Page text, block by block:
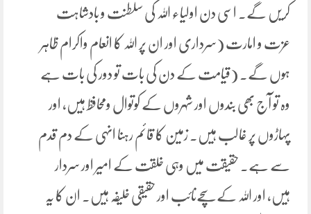
کریں گے۔ اسی دن اولیاء اللہ کی سلطنت و بادشاہت
عزت و امارت (سرداری اور ان پر اللہ کا انعام واکرام ظاہر
ہوں گے۔ (قیامت کے دن کی بات تو دور کی بات ہے
وہ تو آج بھی بندوں اور شہروں کے کوتوال ومحافظ ہیں، اور
پہاڑوں پر غالب ہیں۔ زمین کا قائم رہنا انہی کے دم قدم
سے ہے۔ حقیقت میں وہی خلقت کے امیر اور سردار
ہیں، اور اللہ کے سچےنائب اور حقیقی خلیفہ ہیں۔ ان کا یہ